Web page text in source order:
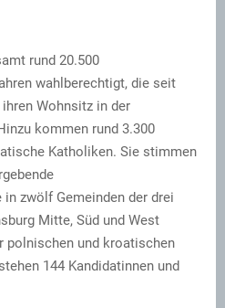
rund 20.500
wahlberechtigt, die seit
Wohnsitz in der
kommen rund 3.300
Katholiken. Sie stimmen
zwölf Gemeinden der drei
Mitte, Süd und West
polnischen und kroatischen
144 Kandidatinnen und